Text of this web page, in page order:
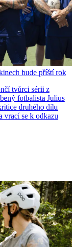
bude příští rok
tvůrci sérii z
fotbalista Julius
druhého dílu
vrací se k odkazu